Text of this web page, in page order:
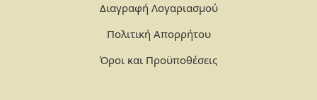
Διαγραφή Λογαριασμού
Πολιτική Απορρήτου
Όροι και Προϋποθέσεις